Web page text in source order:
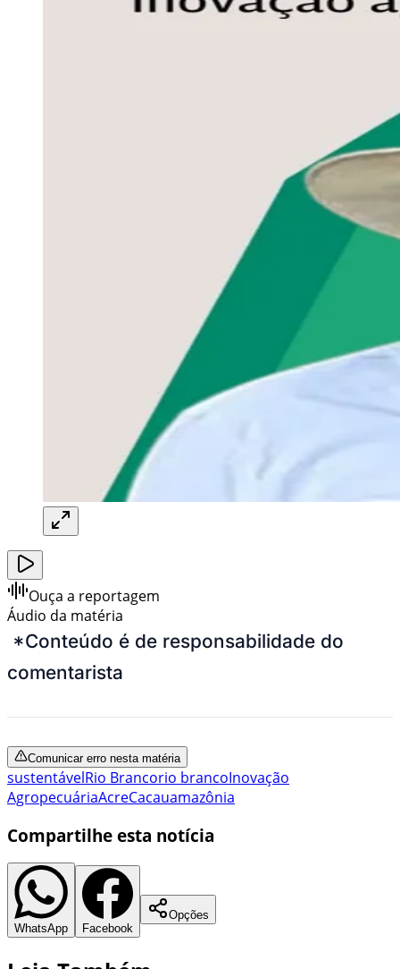
Ouça a reportagem
Áudio da matéria
*Conteúdo é de responsabilidade do
comentarista
Comunicar erro nesta matéria
sustentávelRio Brancorio brancoInovação
AgropecuáriaAcreCacauamazônia
Compartilhe esta notícia
WhatsApp Facebook
Opções